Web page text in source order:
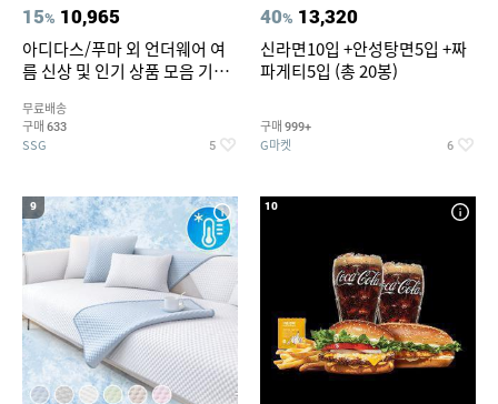
15% 10,965
아디다스/푸마 외 언더웨어 여
름 신상 및 인기 상품 모음 기획
무료배송
구매 633
SSG 5
40% 13,320
신라면10입 +안성탕면5입 +짜
파게티5입 (총 20봉)
구매 999+
G마켓 6
9 10